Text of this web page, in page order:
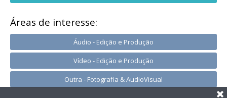
Áreas de interesse:
Áudio - Edição e Produção
Vídeo - Edição e Produção
Outra - Fotografia & AudioVisual